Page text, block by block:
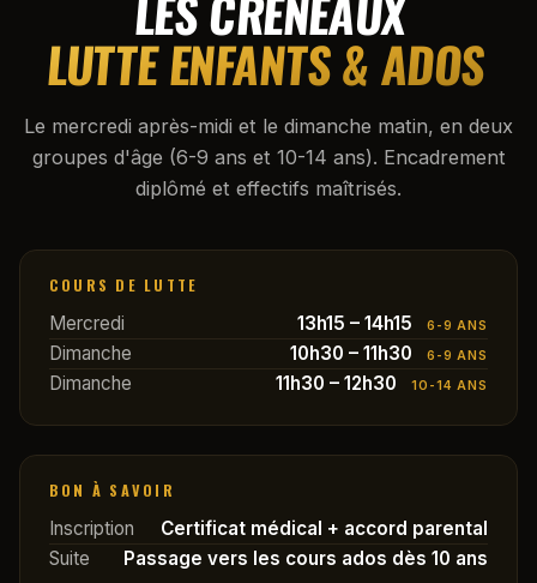
LUTTE ENFANTS & ADOS
Le mercredi après-midi et le dimanche matin, en deux
groupes d'âge (6-9 ans et 10-14 ans). Encadrement
diplômé et effectifs maîtrisés.
COURS DE LUTTE
Mercredi
13h15 – 14h15 6-9 ANS
Dimanche 10h30 – 11h30 6-9 ANS
Dimanche 11h30 – 12h30 10-14 ANS
BON À SAVOIR
Inscription
Certificat médical + accord parental
Suite
Passage vers les cours ados dès 10 ans